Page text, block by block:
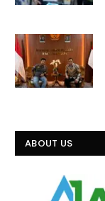
ABOUT US